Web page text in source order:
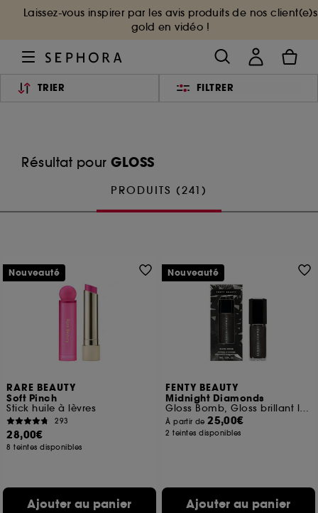
Laissez-vous inspirer par les avis produits de nos client(e)s
gold en vidéo !
TRIER FILTRER
Résultat pour GLOSS
PRODUITS (241)
RARE BEAUTY
Soft Pinch
Stick huile à lèvres
293
28,00€
8 teintes disponibles
Ajouter au panier
Nouveauté
FENTY BEAUTY
Midnight Diamonds
Gloss Bomb, Gloss brillant lumineux et nourrissant
À partir de25,00€
2 teintes disponibles
Ajouter au panier
Nouveauté